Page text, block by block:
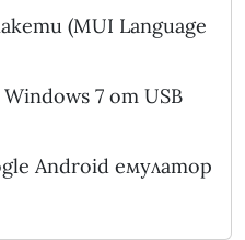
(MUI Language
7 от USB
Android емулатор